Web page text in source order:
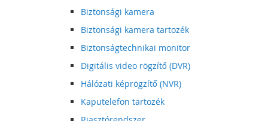
Biztonsági kamera
Biztonsági kamera tartozék
Biztonságtechnikai monitor
Digitális video rögzítő (DVR)
Hálózati képrögzítő (NVR)
Kaputelefon tartozék